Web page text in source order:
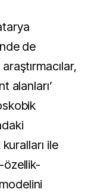
de
alanları’
ile
özellik-